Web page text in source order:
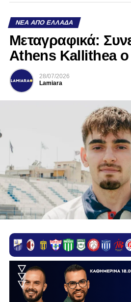
ΝΈΑ ΑΠΌ ΕΛΛΆΔΑ
Mεταγραφικά:
Athens Kallithea ο
28/07/2026
Lamiara